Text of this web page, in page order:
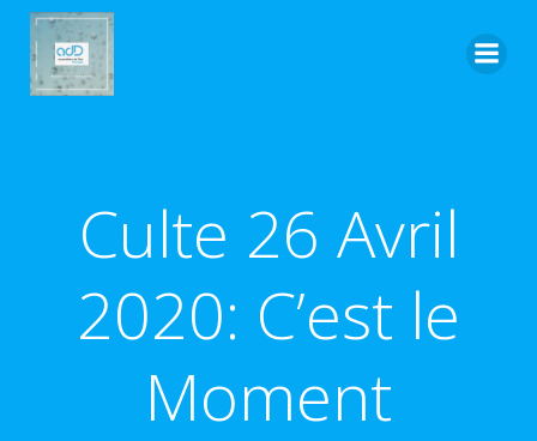
Culte 26 Avril
2020: C’est le
Moment